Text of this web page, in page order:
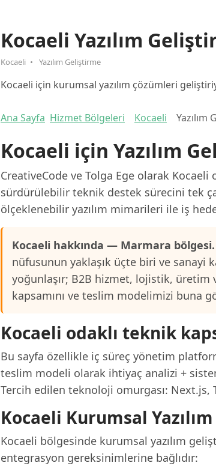
Kocaeli Yazılım
Kocaeli Yazılım Geliştirme
Kocaeli için kurumsal yazılım çözümleri
Ana Sayfa Hizmet Bölgeleri Kocaeli Yazılım
Kocaeli için Yazılım
CreativeCode ve Tolga Ege olarak
sürdürülebilir teknik destek sürecini tek
ölçeklenebilir yazılım mimarileri ile iş
Kocaeli hakkında — Marmara bölgesi.
nüfusunun yaklaşık üçte biri ve sanayi
yoğunlaşır; B2B hizmet, lojistik,
kapsamını ve teslim modelimizi buna
Kocaeli odaklı teknik
Bu sayfa özellikle iç süreç yönetim
teslim modeli olarak ihtiyaç analizi +
Tercih edilen teknoloji omurgası: Next.js,
Kocaeli Kurumsal
Kocaeli bölgesinde kurumsal yazılım
entegrasyon gereksinimlerine bağlıdır: